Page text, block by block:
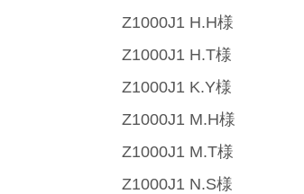
Z1000J1 H.H様
Z1000J1 H.T様
Z1000J1 K.Y様
Z1000J1 M.H様
Z1000J1 M.T様
Z1000J1 N.S様